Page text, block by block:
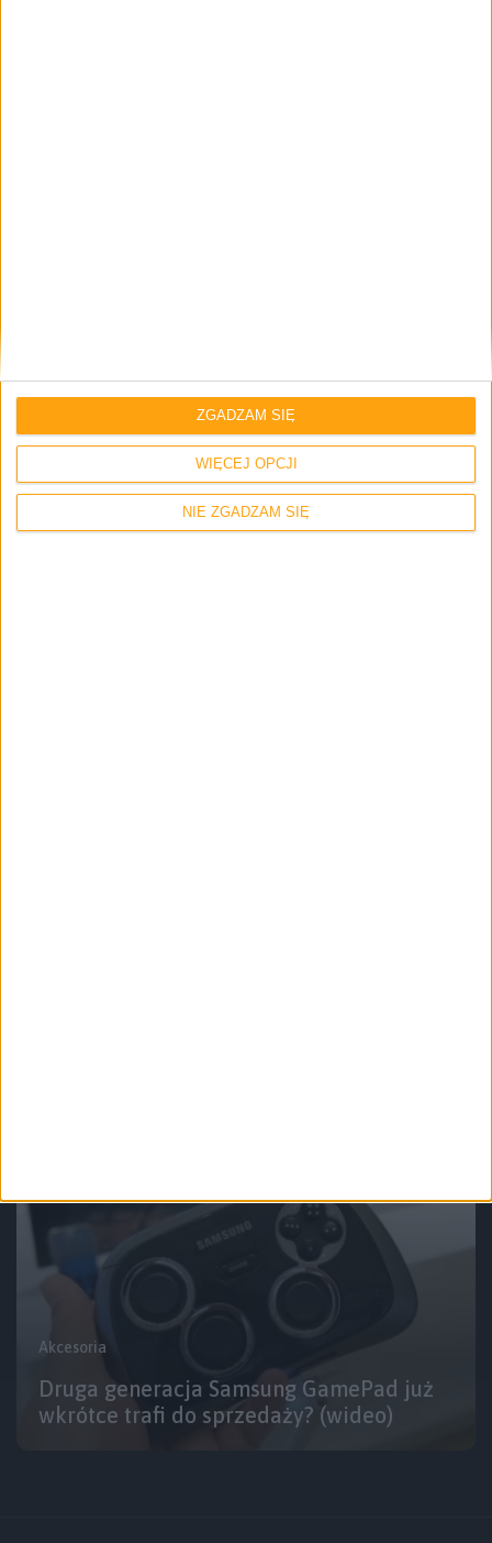
WIĘCEJ OPCJI
NIE ZGADZAM SIĘ
ZGADZAM SIĘ
gier) w sprzedaży… ponownie
Akcesoria
Druga generacja Samsung GamePad już
wkrótce trafi do sprzedaży? (wideo)